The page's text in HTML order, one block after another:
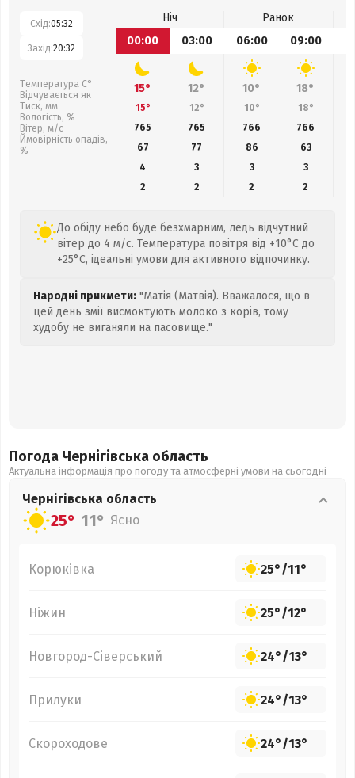
Схід:05:32
Захід:20:32
Температура С°
Відчувається як
Тиск, мм
Вологість, %
Вітер, м/с
Ймовірність опадів,
%
Ніч
Ранок
00:00
03:00 06:00 09:00
15° 12° 10° 18°
15° 12° 10° 18°
765
765 766 766
67
77 86 63
4
3 3
3
2
2 2 2
До обіду небо буде безхмарним, ледь відчутний
вітер до 4 м/с. Температура повітря від +10°C до
+25°C, ідеальні умови для активного відпочинку.
Народні прикмети: "Матія (Матвія). Вважалося, що в
цей день змії висмоктують молоко з корів, тому
худобу не виганяли на пасовище."
Погода Чернігівська область
Актуальна інформація про погоду та атмосферні умови на сьогодні
Чернігівська область
25° 11° Ясно
Корюківка 25°/11°
Ніжин 25°/12°
Новгород-Сіверський 24°/13°
Прилуки 24°/13°
Скороходове 24°/13°